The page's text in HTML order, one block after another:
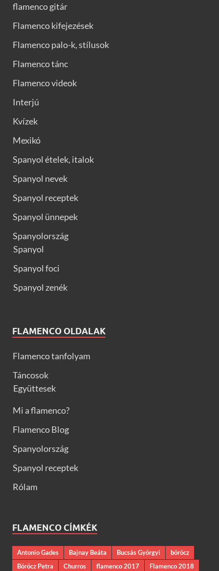
flamenco gitár
Flamenco kifejezések
Flamenco palo-k, stílusok
Flamenco tánc
Flamenco videok
Interjú
Kvízek
Mexikó
Spanyol ételek, italok
Spanyol nevek
Spanyol receptek
Spanyol ünnepek
Spanyolország
Spanyol
Spanyol foci
Spanyol zenék
FLAMENCO OLDALAK
Flamenco tanfolyam
Táncosok
Együttesek
Mi a flamenco?
Flamenco Blog
Spanyolország
Spanyol receptek
Rólam
FLAMENCO CÍMKÉK
Antonio Gades Bajnay Beáta Bucsás Györgyi
böröcz
Böröcz Petra
Churros flamenco 2017
Flamenco 2018